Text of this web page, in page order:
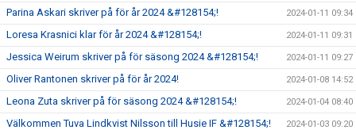
Parina Askari skriver på för år 2024 &#128154;! 2024-01-11 09:34
Loresa Krasnici klar för år 2024 &#128154;! 2024-01-11 09:31
Jessica Weirum skriver på för säsong 2024 &#128154;! 2024-01-11 09:27
Oliver Rantonen skriver på för år 2024! 2024-01-08 14:52
Leona Zuta skriver på för säsong 2024 &#128154;! 2024-01-04 08:40
Välkommen Tuva Lindkvist Nilsson till Husie IF &#128154;! 2024-01-03 09:20